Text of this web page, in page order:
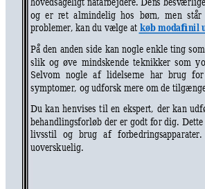
og  er ret almindelig hos børn, men står
problemer, kan du vælge atkøb modafinil
På den anden side kan nogle enkle ting som
slik og øve mindskende teknikker som y
Selvom nogle af lidelserne har brug for
symptomer, og udforsk mere om de t
Du kan henvises til en ekspert, der kan
behandlingsforløb der er godt for dig. Dette
livsstil og brug af forbedringsapparater.
uoverskuelig.